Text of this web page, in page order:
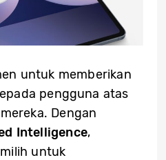
untuk memberikan
pengguna atas
Dengan
Intelligence,
untuk